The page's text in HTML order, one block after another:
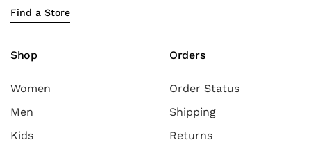
Find a Store
Shop
Women
Men
Kids
Orders
Order Status
Shipping
Returns